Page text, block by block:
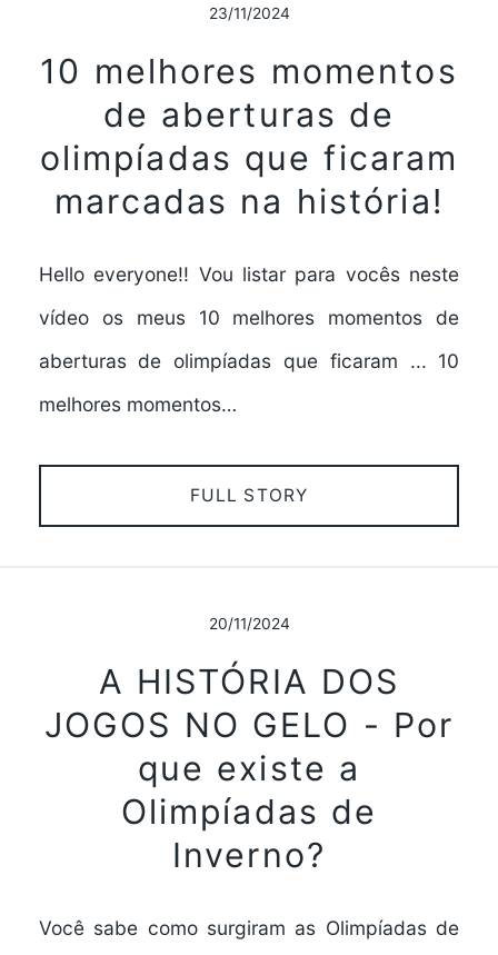
23/11/2024
10 melhores momentos
de aberturas de
olimpíadas que ficaram
marcadas na história!
Hello everyone!! Vou listar para vocês neste
vídeo os meus 10 melhores momentos de
aberturas de olimpíadas que ficaram ... 10
melhores momentos…
FULL STORY
20/11/2024
A HISTÓRIA DOS
JOGOS NO GELO - Por
que existe a
Olimpíadas de
Inverno?
Você sabe como surgiram as Olimpíadas de